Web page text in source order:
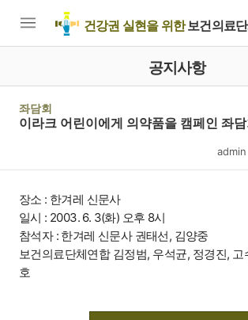
건강권 실현을 위한보건의료
공지사항
좌담회
이라크 어린이에게 의약품을 캠페인 좌담
admin
장소 : 한겨레 신문사
일시 : 2003. 6. 3(화) 오후 8시
참석자 : 한겨레 신문사 권태선, 김양중
보건의료단체연합 김정범, 우석균, 정경진,
호